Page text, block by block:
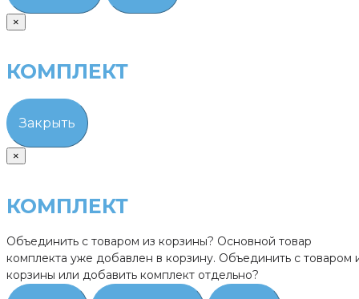
×
КОМПЛЕКТ
Закрыть
×
КОМПЛЕКТ
Объединить с товаром из корзины? Основной товар
комплекта уже добавлен в корзину. Объединить с товаром
корзины или добавить комплект отдельно?